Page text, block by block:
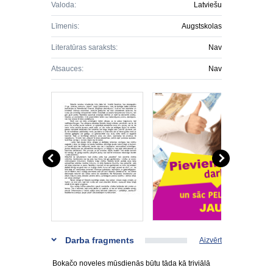
Valoda: Latviešu
Līmenis: Augstskolas
Literatūras saraksts: Nav
Atsauces: Nav
Darba fragments Aizvērt
Bokačo noveles mūsdienās būtu tāda kā triviālā